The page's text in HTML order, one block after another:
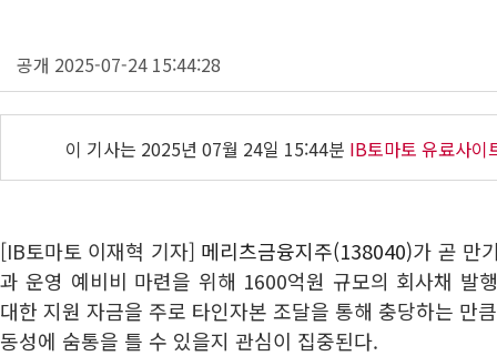
공개 2025-07-24 15:44:28
이 기사는 2025년 07월 24일 15:44분 IB토마토 유료사이
[IB토마토 이재혁 기자] 메리츠금융지주(138040)가 곧 만
과 운영 예비비 마련을 위해 1600억원 규모의 회사채 발
대한 지원 자금을 주로 타인자본 조달을 통해 충당하는 만
동성에 숨통을 틀 수 있을지 관심이 집중된다.